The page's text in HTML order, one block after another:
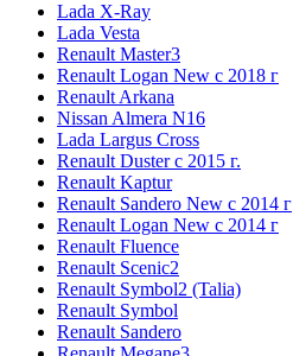
Lada X-Ray
Lada Vesta
Renault Master3
Renault Logan New с 2018 г
Renault Arkana
Nissan Almera N16
Lada Largus Cross
Renault Duster с 2015 г.
Renault Kaptur
Renault Sandero New с 2014 г
Renault Logan New с 2014 г
Renault Fluence
Renault Scenic2
Renault Symbol2 (Talia)
Renault Symbol
Renault Sandero